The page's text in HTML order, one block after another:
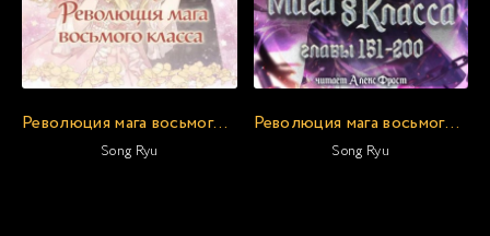
Революция мага восьмого класса. Том 6
Song Ryu
Революция мага восьмого класса 4
Song Ryu